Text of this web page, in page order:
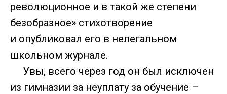
революционное и в такой же степени
безобразное» стихотворение
и опубликовал его в нелегальном
школьном журнале.
Увы, всего через год он был исключен
из гимназии за неуплату за обучение –